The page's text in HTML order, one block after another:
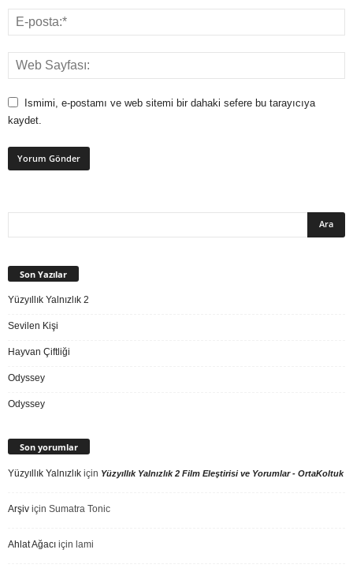
Ismimi, e-postamı ve web sitemi bir dahaki sefere bu tarayıcıya
kaydet.
Son Yazılar
Yüzyıllık Yalnızlık 2
Sevilen Kişi
Hayvan Çiftliği
Odyssey
Odyssey
Son yorumlar
Yüzyıllık Yalnızlık için Yüzyıllık Yalnızlık 2 Film Eleştirisi ve Yorumlar - OrtaKoltuk
Arşiv için Sumatra Tonic
Ahlat Ağacı için lami